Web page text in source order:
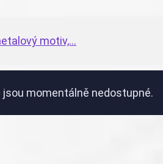
motiv,...
jsou momentálně nedostupné.